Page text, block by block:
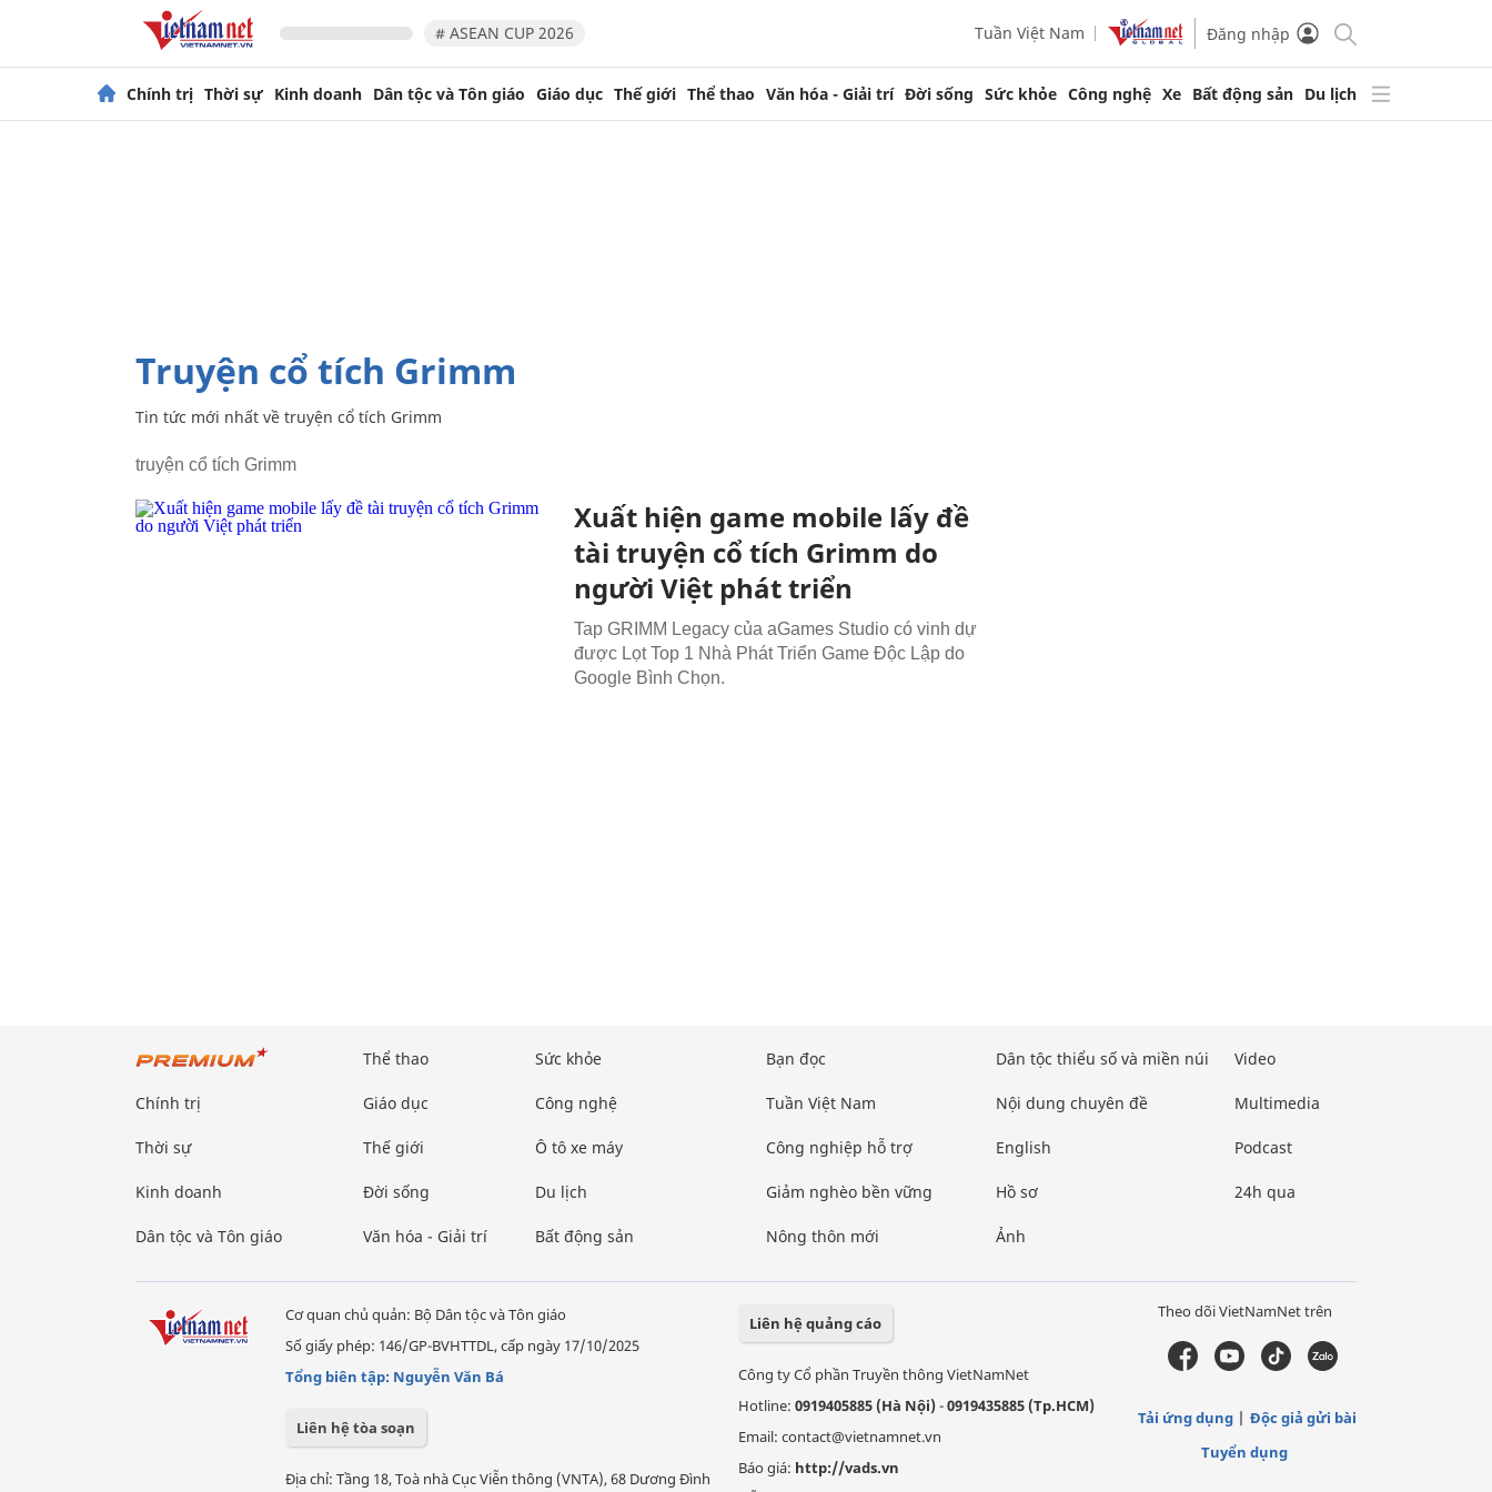
# ASEAN CUP 2026 Tuần Việt Nam Đăng nhập
Chính trị Thời sự Kinh doanh Dân tộc và Tôn giáo Giáo dục Thế giới Thể thao Văn hóa - Giải trí Đời sống Sức khỏe Công nghệ Xe Bất động sản Du lịch
truyện cổ tích Grimm
Tin tức mới nhất về truyện cổ tích Grimm
truyện cổ tích Grimm
Xuất hiện game mobile lấy đề
tài truyện cổ tích Grimm do
người Việt phát triển
Tap GRIMM Legacy của aGames Studio có vinh dự
được Lọt Top 1 Nhà Phát Triển Game Độc Lập do
Google Bình Chọn.
Chính trị
Thời sự
Kinh doanh
Dân tộc và Tôn giáo
Thể thao
Giáo dục
Thế giới
Đời sống
Văn hóa - Giải trí
Sức khỏe
Công nghệ
Ô tô xe máy
Du lịch
Bất động sản
Bạn đọc
Tuần Việt Nam
Công nghiệp hỗ trợ
Giảm nghèo bền vững
Nông thôn mới
Dân tộc thiểu số và miền núi
Nội dung chuyên đề
English
Hồ sơ
Ảnh
Video
Multimedia
Podcast
24h qua
Cơ quan chủ quản: Bộ Dân tộc và Tôn giáo
Số giấy phép: 146/GP-BVHTTDL, cấp ngày 17/10/2025
Tổng biên tập: Nguyễn Văn Bá
Liên hệ tòa soạn
Địa chỉ: Tầng 18, Toà nhà Cục Viễn thông (VNTA), 68 Dương Đình
Liên hệ quảng cáo
Công ty Cổ phần Truyền thông VietNamNet
Hotline: 0919405885 (Hà Nội)-0919435885 (Tp.HCM)
Email: contact@vietnamnet.vn
Báo giá: http://vads.vn
Theo dõi VietNamNet trên
Tải ứng dụng
Độc giả gửi bài
Tuyển dụng